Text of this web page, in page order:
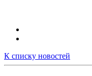
К списку новостей